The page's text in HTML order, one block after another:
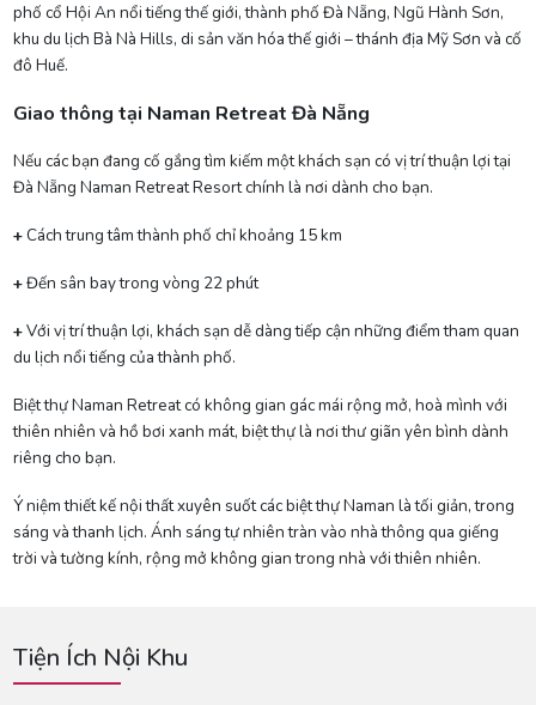
phố cổ Hội An nổi tiếng thế giới, thành phố Đà Nẵng, Ngũ Hành Sơn,
khu du lịch Bà Nà Hills, di sản văn hóa thế giới – thánh địa Mỹ Sơn và cố
đô Huế.
Giao thông tại Naman Retreat Đà Nẵng
Nếu các bạn đang cố gắng tìm kiếm một khách sạn có vị trí thuận lợi tại
Đà Nẵng Naman Retreat Resort chính là nơi dành cho bạn.
+Cách trung tâm thành phố chỉ khoảng 15 km
+Đến sân bay trong vòng 22 phút
+Với vị trí thuận lợi, khách sạn dễ dàng tiếp cận những điểm tham quan
du lịch nổi tiếng của thành phố.
Biệt thự Naman Retreat có không gian gác mái rộng mở, hoà mình với
thiên nhiên và hồ bơi xanh mát, biệt thự là nơi thư giãn yên bình dành
riêng cho bạn.
Ý niệm thiết kế nội thất xuyên suốt các biệt thự Naman là tối giản, trong
sáng và thanh lịch. Ánh sáng tự nhiên tràn vào nhà thông qua giếng
trời và tường kính, rộng mở không gian trong nhà với thiên nhiên.
Tiện Ích Nội Khu